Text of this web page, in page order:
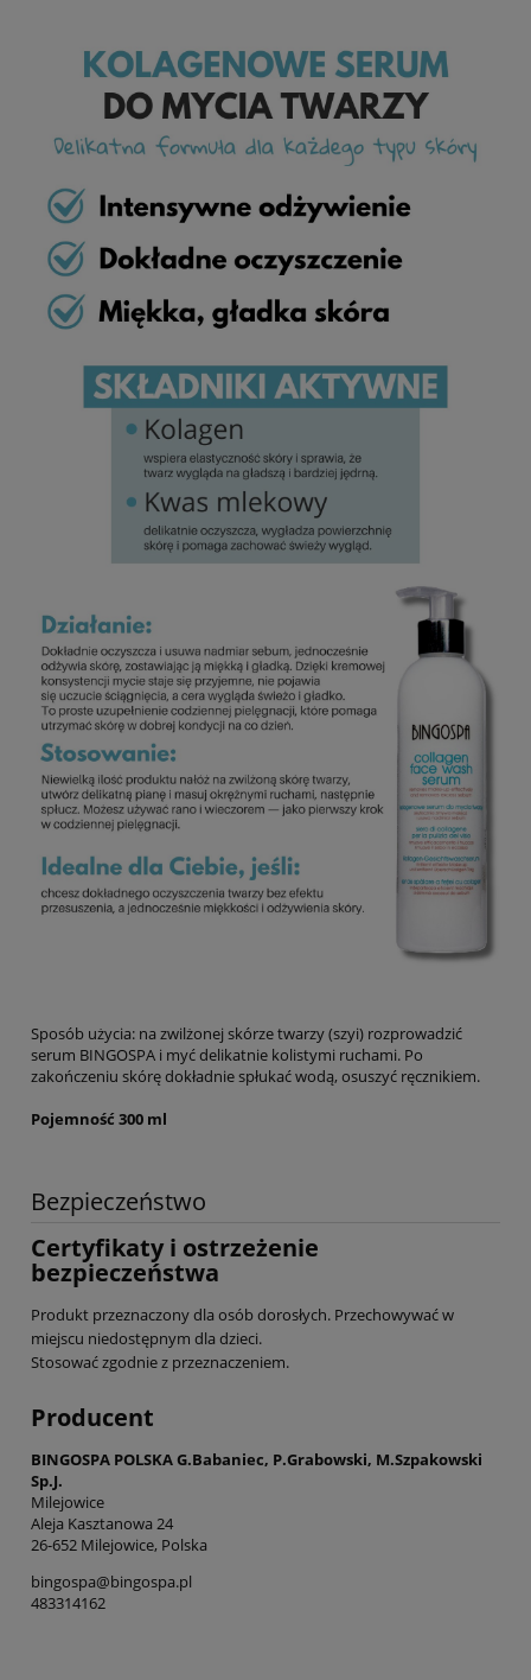
Sposób użycia: na zwilżonej skórze twarzy (szyi) rozprowadzić
serum BINGOSPA i myć delikatnie kolistymi ruchami. Po
zakończeniu skórę dokładnie spłukać wodą, osuszyć ręcznikiem.
Pojemność 300 ml
Bezpieczeństwo
Certyfikaty i ostrzeżenie
bezpieczeństwa
Produkt przeznaczony dla osób dorosłych. Przechowywać w
miejscu niedostępnym dla dzieci.
Stosować zgodnie z przeznaczeniem.
Producent
BINGOSPA POLSKA G.Babaniec, P.Grabowski, M.Szpakowski
Sp.J.
Milejowice
Aleja Kasztanowa 24
26-652 Milejowice, Polska
bingospa@bingospa.pl
483314162